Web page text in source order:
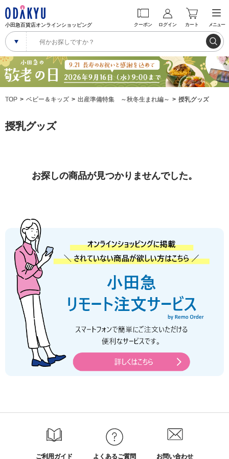
小田急百貨店オンラインショッピング クーポン ログイン カート メニュー
TOP ベビー＆キッズ 出産準備特集 ～秋冬生まれ編～ 授乳グッズ
授乳グッズ
お探しの商品が見つかりませんでした。
ご利用ガイド よくあるご質問 お問い合わせ